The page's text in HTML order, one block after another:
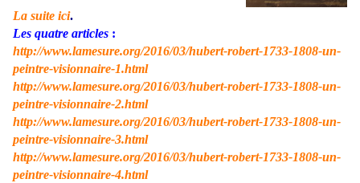
La suite ici.
Les quatre articles :
http://www.lamesure.org/2016/03/hubert-robert-1733-1808-un-
peintre-visionnaire-1.html
http://www.lamesure.org/2016/03/hubert-robert-1733-1808-un-
peintre-visionnaire-2.html
http://www.lamesure.org/2016/03/hubert-robert-1733-1808-un-
peintre-visionnaire-3.html
http://www.lamesure.org/2016/03/hubert-robert-1733-1808-un-
peintre-visionnaire-4.html